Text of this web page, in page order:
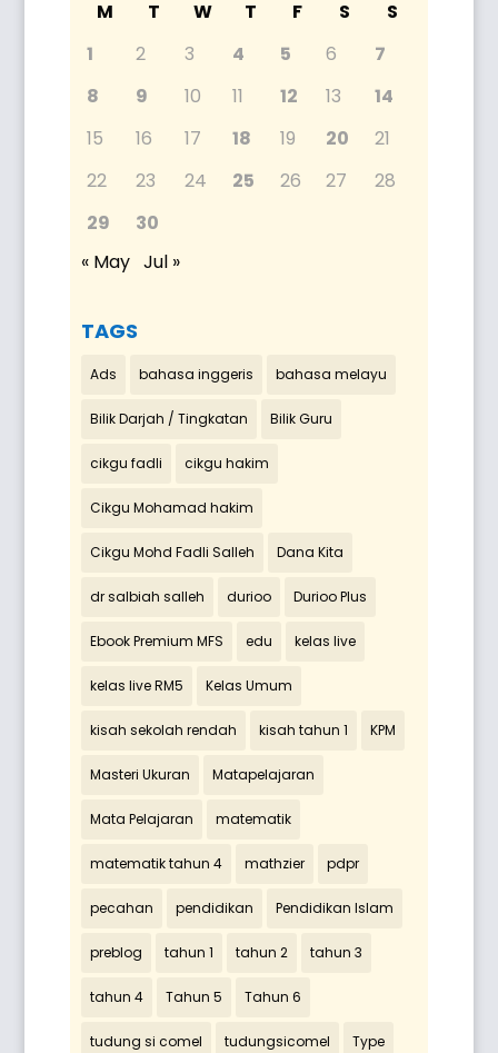
M T W T F S
S
1
2 3 4 5 6
7
8
9 10 11 12 13
14
15
16 17 18 19 20
21
22
23 24 25 26 27
28
29
30
« May Jul »
TAGS
Ads bahasa inggeris bahasa melayu
Bilik Darjah / Tingkatan Bilik Guru
cikgu fadli cikgu hakim
Cikgu Mohamad hakim
Cikgu Mohd Fadli Salleh Dana Kita
dr salbiah salleh durioo Durioo Plus
Ebook Premium MFS edu kelas live
kelas live RM5 Kelas Umum
kisah sekolah rendah kisah tahun 1 KPM
Masteri Ukuran Matapelajaran
Mata Pelajaran matematik
matematik tahun 4 mathzier pdpr
pecahan pendidikan Pendidikan Islam
preblog tahun 1 tahun 2 tahun 3
tahun 4 Tahun 5 Tahun 6
tudung si comel tudungsicomel Type